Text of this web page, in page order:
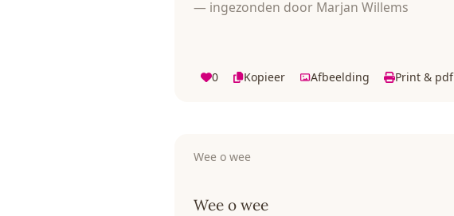
— ingezonden door Marjan Willems
0 Kopieer Afbeelding Print & pdf
Wee o wee
Wee o wee